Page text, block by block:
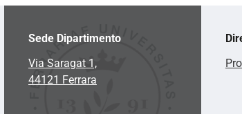
Sede Dipartimento
Via Saragat 1,
44121 Ferrara